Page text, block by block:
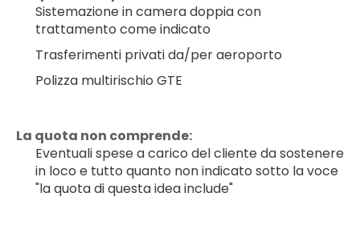
Sistemazione in camera doppia con
trattamento come indicato
Trasferimenti privati da/per aeroporto
Polizza multirischio GTE
La quota non comprende:
Eventuali spese a carico del cliente da sostenere
in loco e tutto quanto non indicato sotto la voce
"la quota di questa idea include"